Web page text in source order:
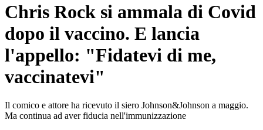
Chris Rock si ammala di Covid
dopo il vaccino. E lancia
l'appello: "Fidatevi di me,
vaccinatevi"
Il comico e attore ha ricevuto il siero Johnson&Johnson a maggio.
Ma continua ad aver fiducia nell'immunizzazione